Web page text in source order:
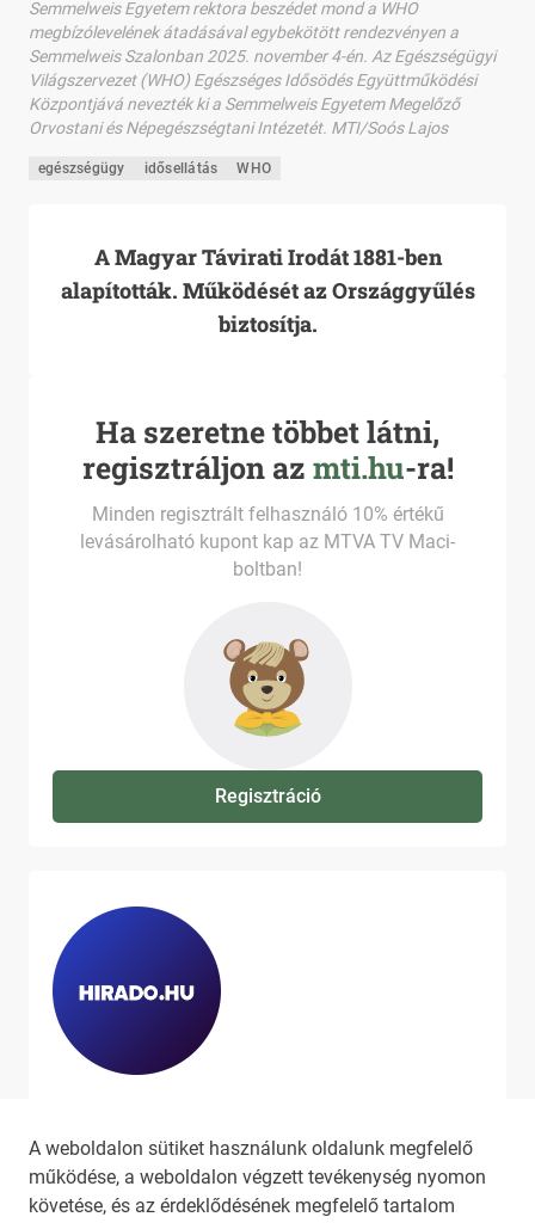
A weboldalon sütiket használunk oldalunk megfelelő
működése, a weboldalon végzett tevékenység nyomon
követése, és az érdeklődésének megfelelő tartalom
Semmelweis Egyetem rektora beszédet mond a WHO
megbízólevelének átadásával egybekötött rendezvényen a
Semmelweis Szalonban 2025. november 4-én. Az Egészségügyi
Világszervezet (WHO) Egészséges Idősödés Együttműködési
Központjává nevezték ki a Semmelweis Egyetem Megelőző
Orvostani és Népegészségtani Intézetét. MTI/Soós Lajos
egészségügy idősellátás WHO
A Magyar Távirati Irodát 1881-ben
alapították. Működését az Országgyűlés
biztosítja.
Ha szeretne többet látni,
regisztráljon az mti.hu-ra!
Minden regisztrált felhasználó 10% értékű
levásárolható kupont kap az MTVA TV Maci-
boltban!
Regisztráció
látni, látogassa meg ahirado.hu
oldalát!